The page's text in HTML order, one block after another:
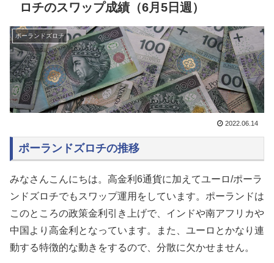
ロチのスワップ成績（6月5日週）
ポーランドズロチ
2022.06.14
ポーランドズロチの推移
みなさんこんにちは。高金利6通貨に加えてユーロ/ポーラ
ンドズロチでもスワップ運用をしています。ポーランドは
このところの政策金利引き上げで、インドや南アフリカや
中国より高金利となっています。また、ユーロとかなり連
動する特徴的な動きをするので、分散に欠かせません。